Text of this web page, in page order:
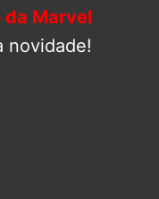
da Marvel
novidade!